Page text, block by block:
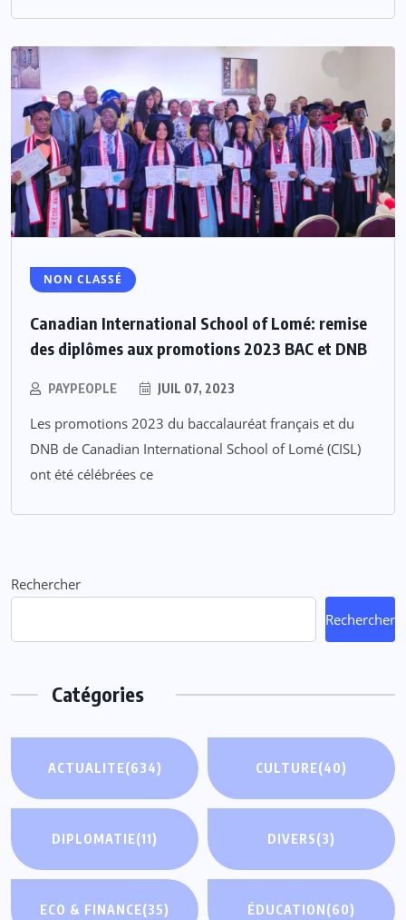
NON CLASSÉ
Canadian International School of Lomé: remise
des diplômes aux promotions 2023 BAC et DNB
PAYPEOPLE JUIL 07, 2023
Les promotions 2023 du baccalauréat français et du
DNB de Canadian International School of Lomé (CISL)
ont été célébrées ce
Rechercher
Rechercher
Catégories
ACTUALITE(634) CULTURE(40)
DIPLOMATIE(11) DIVERS(3)
ECO & FINANCE(35) ÉDUCATION(60)